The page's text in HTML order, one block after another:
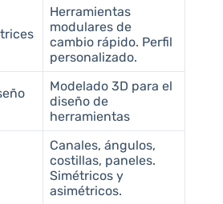
Herramientas
modulares de
cambio rápido. Perfil
personalizado.
Modelado 3D para el
diseño de
herramientas
Canales, ángulos,
costillas, paneles.
Simétricos y
asimétricos.